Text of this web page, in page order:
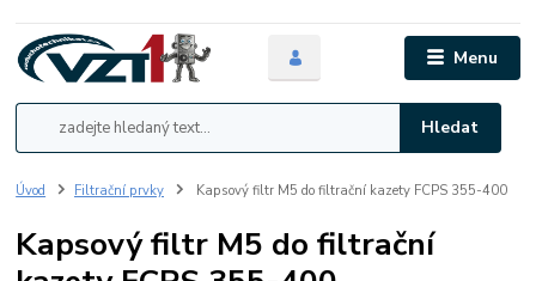
Menu
Hledat
Úvod Filtrační prvky Kapsový filtr M5 do filtrační kazety FCPS 355-400
Kapsový filtr M5 do filtrační